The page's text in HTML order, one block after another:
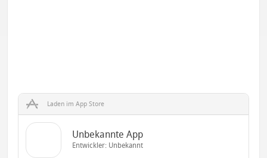
Laden im App Store
Unbekannte App
Entwickler: Unbekannt